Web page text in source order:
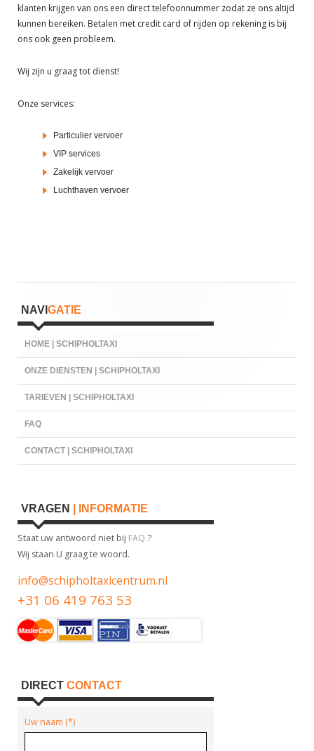
klanten krijgen van ons een direct telefoonnummer zodat ze ons altijd
kunnen bereiken. Betalen met credit card of rijden op rekening is bij
ons ook geen probleem.
Wij zijn u graag tot dienst!
Onze services:
Particulier vervoer
VIP services
Zakelijk vervoer
Luchthaven vervoer
Hoofd
sidebar
NAVI GATIE
HOME | SCHIPHOLTAXI
ONZE DIENSTEN | SCHIPHOLTAXI
TARIEVEN | SCHIPHOLTAXI
FAQ
CONTACT | SCHIPHOLTAXI
VRAGEN | INFORMATIE
Staat uw antwoord niet bij FAQ ?
Wij staan U graag te woord.
info@schipholtaxicentrum.nl
+31 06 419 763 53
DIRECT CONTACT
Uw naam (*)